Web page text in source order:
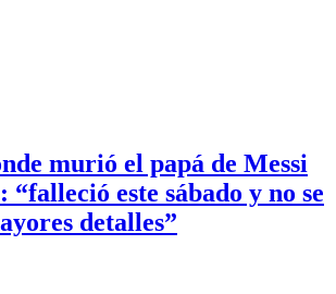
murió el papá de Messi
“falleció este sábado y no se
detalles”